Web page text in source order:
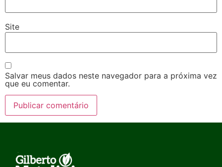
Site
Salvar meus dados neste navegador para a próxima vez
que eu comentar.